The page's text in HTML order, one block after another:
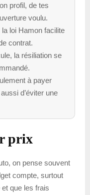
profil, de tes
voulu.
la loi Hamon facilite
contrat.
la résiliation se
à payer
d’éviter une
prix
on pense souvent
compte, surtout
que les frais